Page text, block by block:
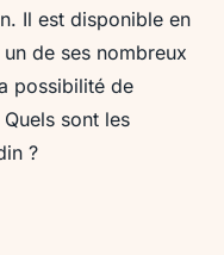
Il est disponible en
de ses nombreux
possibilité de
sont les
?